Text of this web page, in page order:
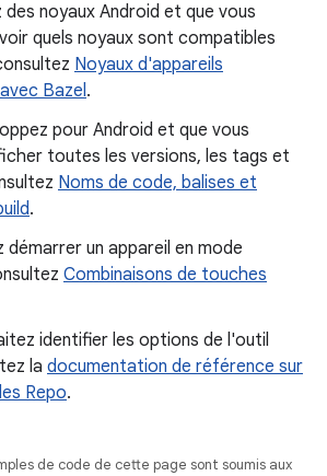
des noyaux Android et que vous
quels noyaux sont compatibles
Noyaux d'appareils
Bazel.
pour Android et que vous
toutes les versions, les tags et
Noms de code, balises et
.
démarrer un appareil en mode
Combinaisons de touches
identifier les options de l'outil
la documentation de référence sur
Repo.
de code de cette page sont soumis aux